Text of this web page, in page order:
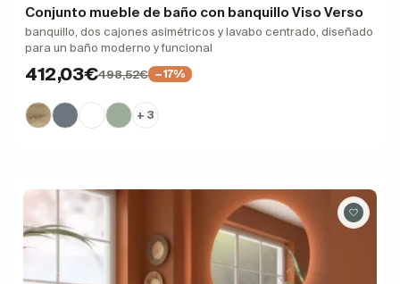
Conjunto mueble de baño con banquillo Viso Verso
banquillo, dos cajones asimétricos y lavabo centrado, diseñado
para un baño moderno y funcional
412,03€498,52€ −17%
+ 3